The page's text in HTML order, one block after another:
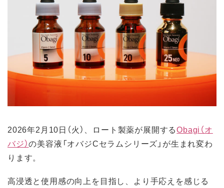
2026年2月10日（火）、ロート製薬が展開するObagi（オ
バジ）の美容液「オバジCセラムシリーズ」が生まれ変わ
ります。
高浸透と使用感の向上を目指し、より手応えを感じる